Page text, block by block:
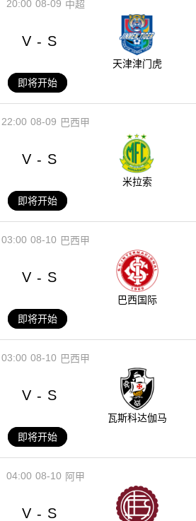
08-09
20:00 中超
V - S
天津津门虎
即将开始
08-09
22:00 巴西甲
V - S
米拉索
即将开始
08-10
03:00 巴西甲
V - S
巴西国际
即将开始
08-10
03:00 巴西甲
V - S
瓦斯科达伽马
即将开始
08-10
04:00 阿甲
V - S